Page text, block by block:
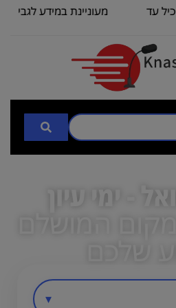
עד
מעוניינת במידע לגבי
- ימי עיון